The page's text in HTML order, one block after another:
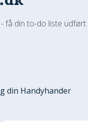
få din to-do liste udført
din Handyhander